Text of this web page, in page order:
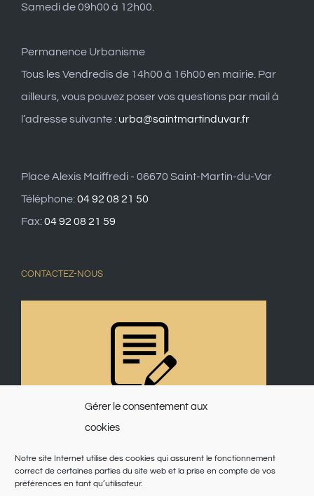
Gérer le consentement aux
cookies
Notre site Internet utilise des cookies qui assurent le fonctionnement
correct de certaines parties du site web et la prise en compte de vos
préférences en tant qu’utilisateur.
Samedi de 09h00 à 12h00.
Permanence Urbanisme
Tous les Vendredis de 14h00 à 16h00 en mairie. Par
ailleurs, vous pouvez poser vos questions par mail à
l’adresse suivante : urba@saintmartinduvar.fr
Place Alexis Maiffredi - 06670 Saint-Martin-du-Var
Téléphone:04 92 08 21 50
Fax:04 92 08 21 59
CONTACTEZ-NOUS